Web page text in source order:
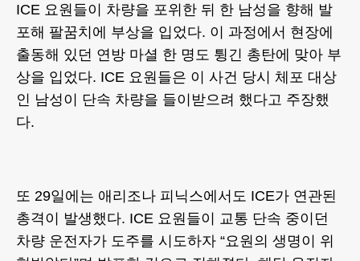
ICE 요원들이 차량을 포위한 뒤 한 남성을 향해 발
포해 팔꿈치에 부상을 입었다. 이 과정에서 현장에
출동해 있던 연방 마셜 한 명도 튕긴 총탄에 맞아 부
상을 입었다. ICE 요원들은 이 사건 당시 체포 대상
인 남성이 단속 차량을 들이받으려 했다고 주장했
다.
또 29일에는 애리조나 피닉스에서도 ICE가 연관된
총격이 발생했다. ICE 요원들이 교통 단속 중이던
차량 운전자가 도주를 시도하자 “요원의 생명이 위